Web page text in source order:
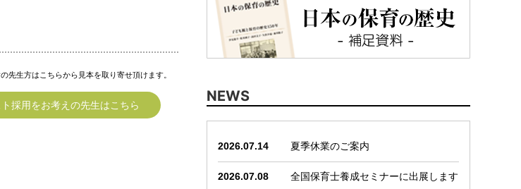
先生方はこちらから見本を取り寄せ頂けます。
採用をお考えの先生はこちら
NEWS
2026.07.14 夏季休業のご案内
2026.07.08 全国保育士養成セミナーに出展します